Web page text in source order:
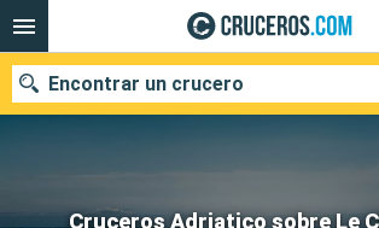
Cruceros Adriatico sobre Le
Encontrar un crucero
Nuestros destinos